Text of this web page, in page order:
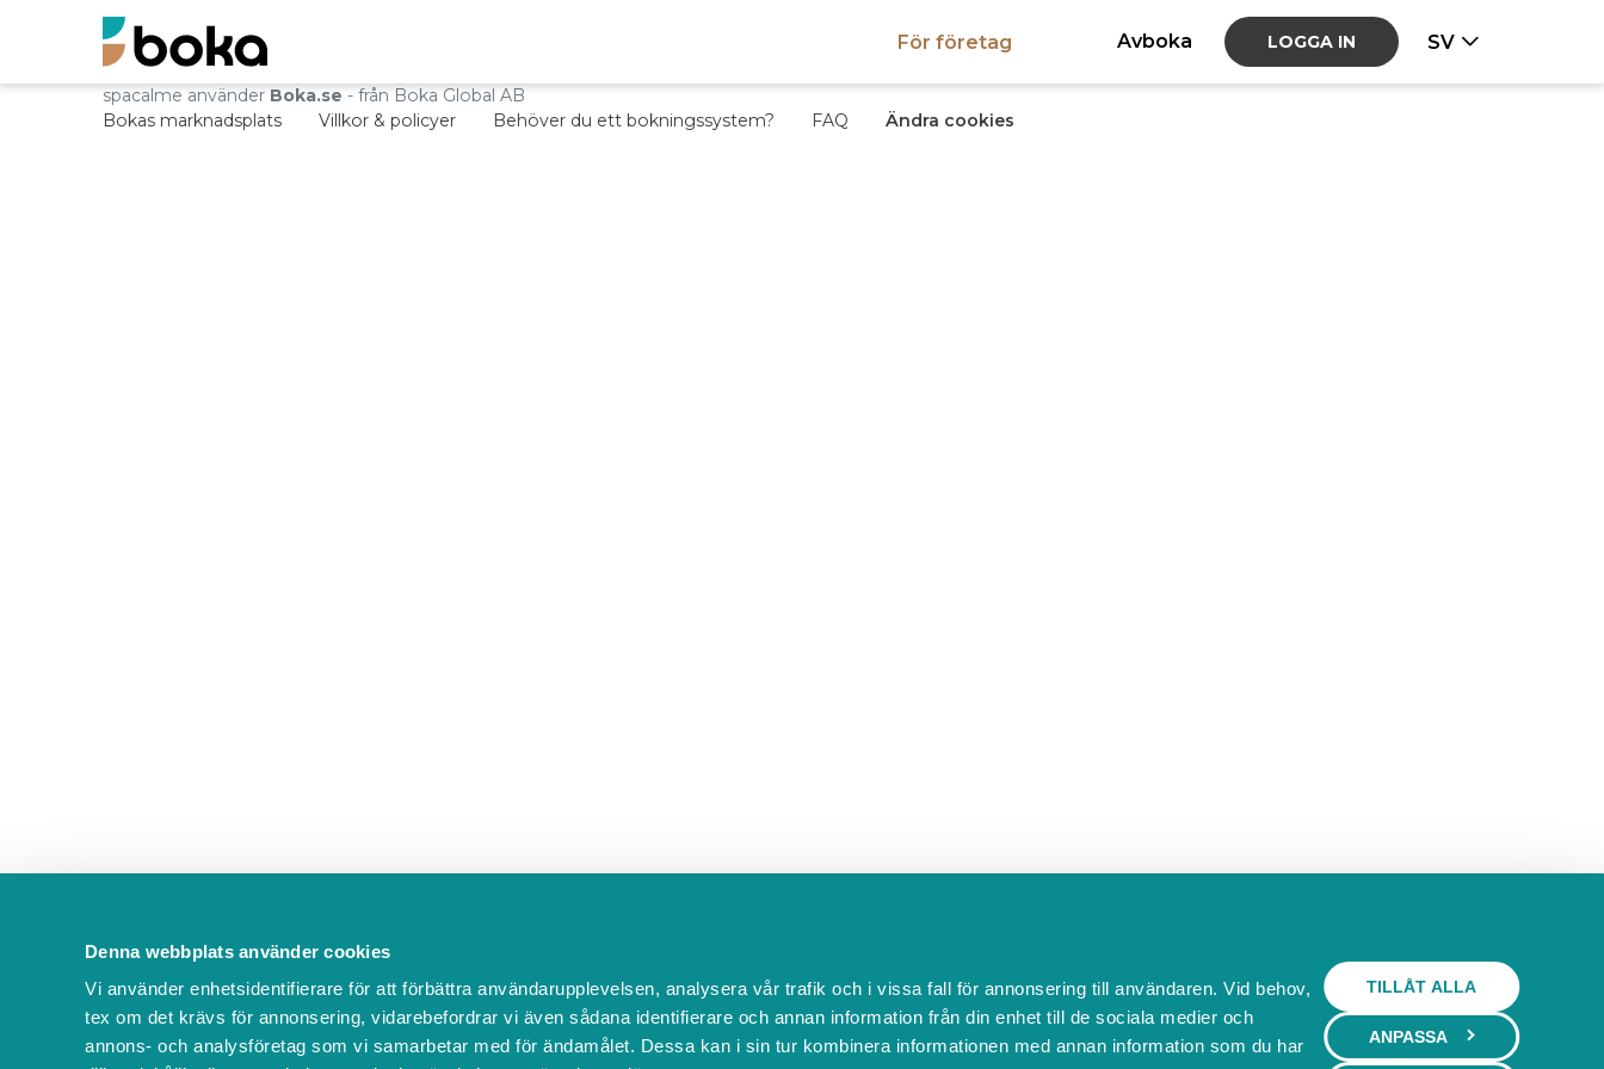
Denna webbplats använder cookies
Vi använder enhetsidentifierare för att förbättra användarupplevelsen, analysera vår trafik och i vissa fall för annonsering till användaren. Vid behov,
tex om det krävs för annonsering, vidarebefordrar vi även sådana identifierare och annan information från din enhet till de sociala medier och
annons- och analysföretag som vi samarbetar med för ändamålet. Dessa kan i sin tur kombinera informationen med annan information som du har
TILLÅT ALLA
ANPASSA
För företag Avboka LOGGA IN SV
spacalme använder Boka.se - från Boka Global AB
Bokas marknadsplats
Villkor & policyer Behöver du ett bokningssystem? FAQ Ändra cookies